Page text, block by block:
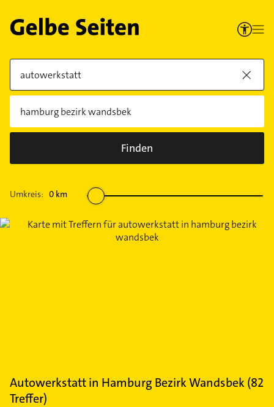
Finden
Umkreis: 0 km
Autowerkstattin Hamburg Bezirk Wandsbek(82
Treffer)